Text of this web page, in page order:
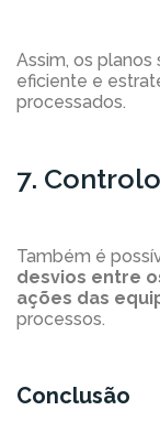
Assim, os
eficiente e
processados.
7. Controlo
Também é
desvios entre
ações das
processos.
Conclusão